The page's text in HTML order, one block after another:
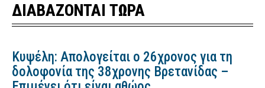
ΔΙΑΒΑΖΟΝΤΑΙ ΤΩΡΑ
Κυψέλη: Απολογείται ο 26χρονος για τη
δολοφονία της 38χρονης Βρετανίδας –